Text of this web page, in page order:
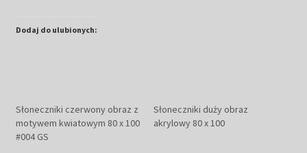
Dodaj do ulubionych:
Słoneczniki czerwony obraz z
motywem kwiatowym 80 x 100
#004 GS
Słoneczniki duży obraz
akrylowy 80 x 100